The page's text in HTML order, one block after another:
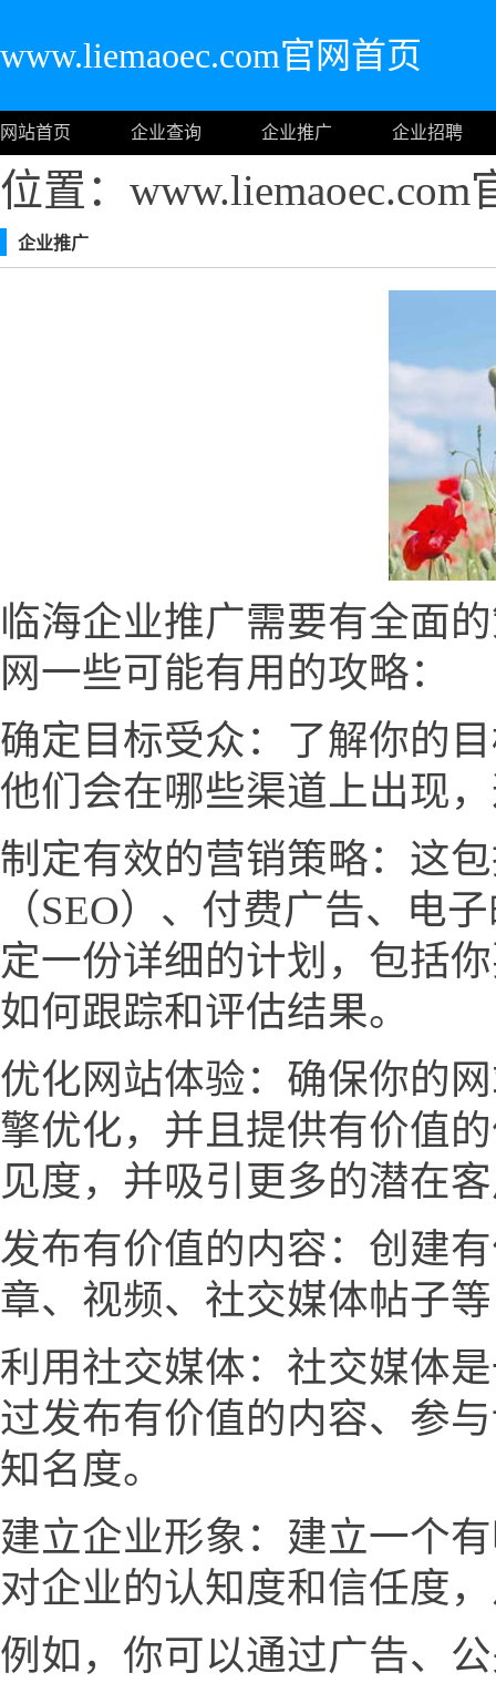
www.liemaoec.com官网首页
网站首页 企业查询 企业推广 企业招聘
位置：
企业推广
临海企业推广需要有全面
网一些可能有用的攻略：
确定目标受众：了解你的
他们会在哪些渠道上出现
制定有效的营销策略：这
（SEO）、付费广告、电
定一份详细的计划，包括
如何跟踪和评估结果。
优化网站体验：确保你的
擎优化，并且提供有价值
见度，并吸引更多的潜在
发布有价值的内容：创建
章、视频、社交媒体帖子
利用社交媒体：社交媒体
过发布有价值的内容、参
知名度。
建立企业形象：建立一个
对企业的认知度和信任度
例如，你可以通过广告、